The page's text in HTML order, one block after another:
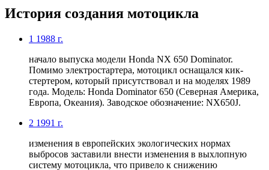
История создания мотоцикла
1 1988 г.
начало выпуска модели Honda NX 650 Dominator.
Помимо электростартера, мотоцикл оснащался кик-
стертером, который присутствовал и на моделях 1989
года. Модель: Honda Dominator 650 (Северная Америка,
Европа, Океания). Заводское обозначение: NX650J.
2 1991 г.
изменения в европейских экологических нормах
выбросов заставили внести изменения в выхлопную
систему мотоцикла, что привело к снижению